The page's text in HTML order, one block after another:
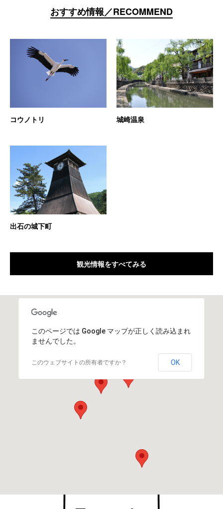
おすすめ情報／RECOMMEND
コウノトリ 城崎温泉
出石の城下町
観光情報をすべてみる
このページでは Google マップが正しく読み込まれ
ませんでした。
このウェブサイトの所有者ですか？ OK